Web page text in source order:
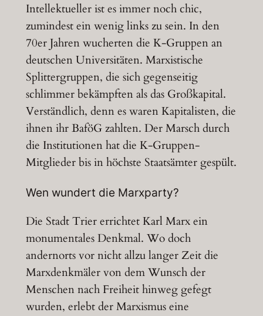
Intellektueller ist es immer noch chic,
zumindest ein wenig links zu sein. In den
70er Jahren wucherten die K-Gruppen an
deutschen Universitäten. Marxistische
Splittergruppen, die sich gegenseitig
schlimmer bekämpften als das Großkapital.
Verständlich, denn es waren Kapitalisten, die
ihnen ihr BaföG zahlten. Der Marsch durch
die Institutionen hat die K-Gruppen-
Mitglieder bis in höchste Staatsämter gespült.
Wen wundert die Marxparty?
Die Stadt Trier errichtet Karl Marx ein
monumentales Denkmal. Wo doch
andernorts vor nicht allzu langer Zeit die
Marxdenkmäler von dem Wunsch der
Menschen nach Freiheit hinweg gefegt
wurden, erlebt der Marxismus eine